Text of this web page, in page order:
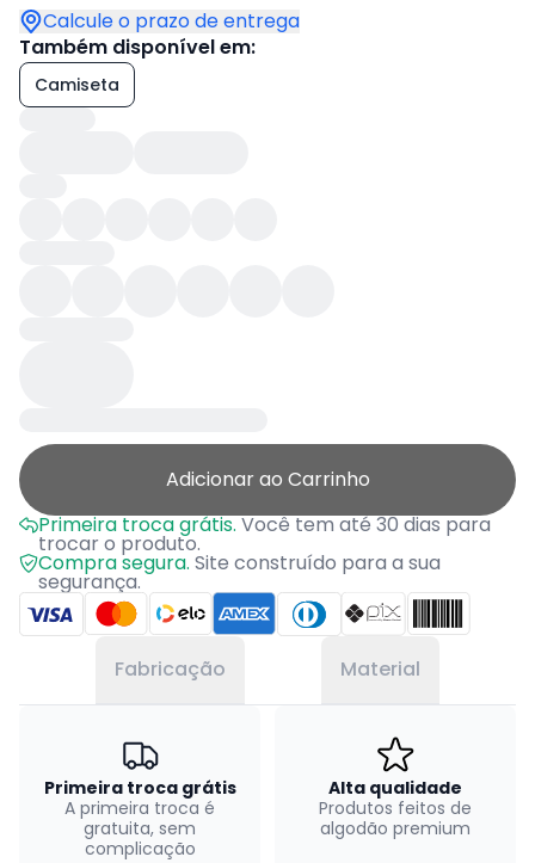
Calcule o prazo de entrega
Também disponível em:
Camiseta
Adicionar ao Carrinho
Primeira troca grátis.Você tem até 30 dias para
trocar o produto.
Compra segura. Site construído para a sua
segurança.
Fabricação Material
Primeira troca grátis
A primeira troca é
gratuita, sem
complicação
Alta qualidade
Produtos feitos de
algodão premium